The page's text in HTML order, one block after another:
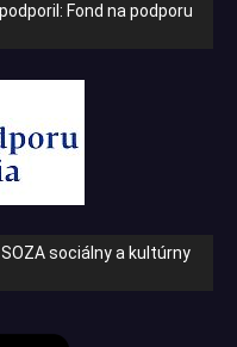
Fond na podporu
sociálny a kultúrny